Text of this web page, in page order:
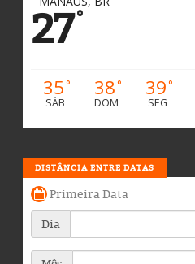
27°
35°
SÁB
38°
DOM
39°
SEG
DISTÂNCIA ENTRE DATAS